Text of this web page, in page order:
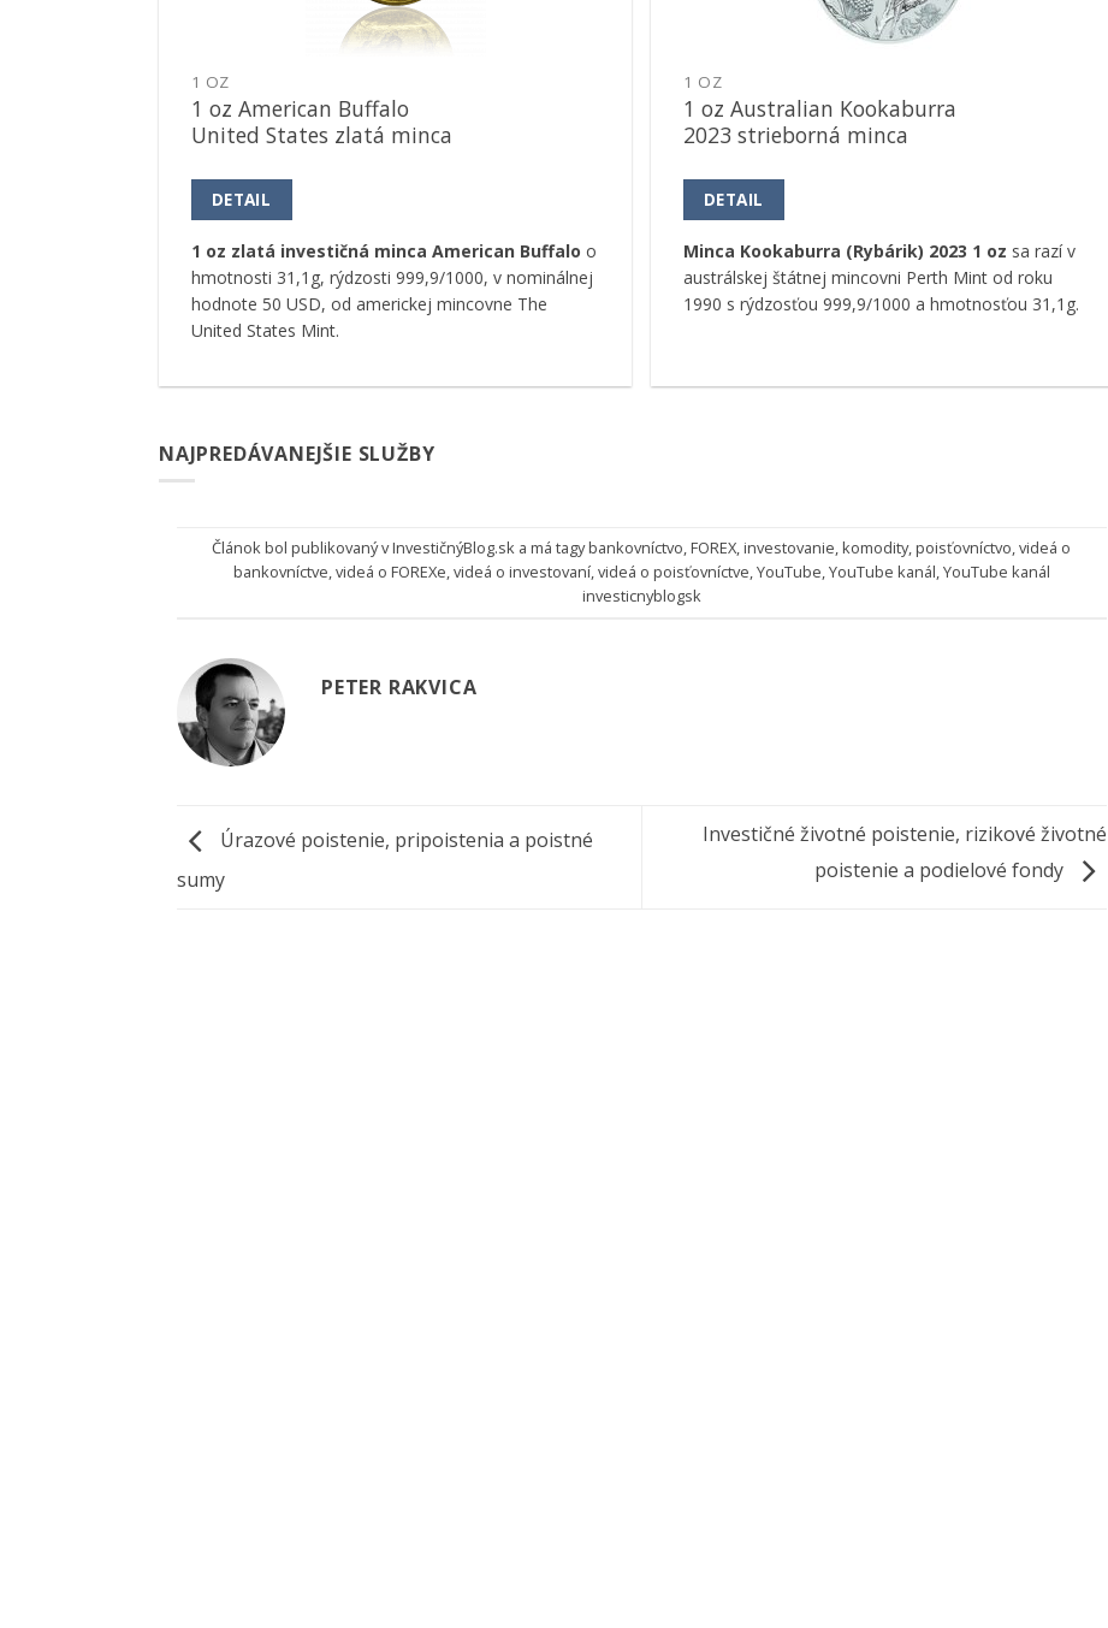
1 OZ
1 oz American Buffalo
United States zlatá minca
DETAIL
1 oz zlatá investičná minca American Buffalo o
hmotnosti 31,1g, rýdzosti 999,9/1000, v nominálnej
hodnote 50 USD, od americkej mincovne The
United States Mint.
1 OZ
1 oz Australian Kookaburra
2023 strieborná minca
DETAIL
Minca Kookaburra (Rybárik) 2023 1 oz sa razí v
austrálskej štátnej mincovni Perth Mint od roku
1990 s rýdzosťou 999,9/1000 a hmotnosťou 31,1g.
NAJPREDÁVANEJŠIE SLUŽBY
Článok bol publikovaný vInvestičnýBlog.sk a má tagybankovníctvo,FOREX,investovanie,komodity,poisťovníctvo,videá o
bankovníctve,videá o FOREXe,videá o investovaní,videá o poisťovníctve,YouTube,YouTube kanál,YouTube kanál
investicnyblogsk
PETER RAKVICA
Úrazové poistenie, pripoistenia a poistné
sumy
Investičné životné poistenie, rizikové životné
poistenie a podielové fondy